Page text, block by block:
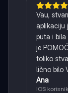
Vau,
aplikaciju
puta i bila
je
toliko
lično bilo
Ana
iOS korisnik